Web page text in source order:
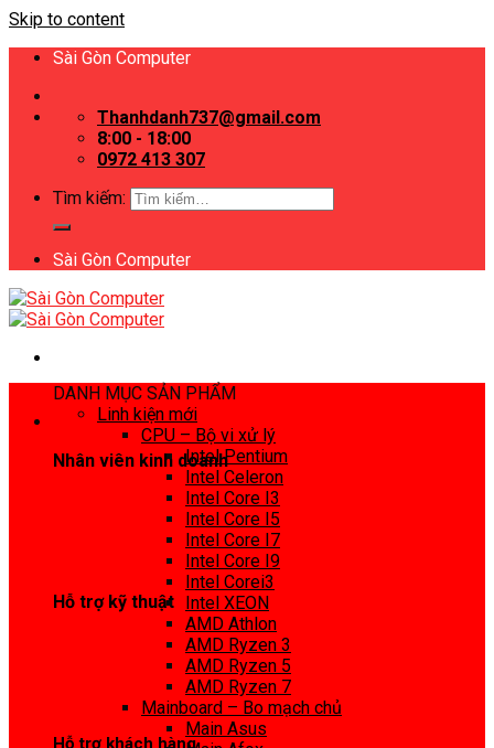
Skip to content
Sài Gòn Computer
Thanhdanh737@gmail.com
8:00 - 18:00
0972 413 307
Tìm kiếm:
Sài Gòn Computer
Nhân viên kinh doanh
Hỗ trợ kỹ thuật
Hỗ trợ khách hàng
DANH MỤC SẢN PHẨM
Linh kiện mới
CPU – Bộ vi xử lý
Intel Pentium
Intel Celeron
Intel Core I3
Intel Core I5
Intel Core I7
Intel Core I9
Intel Corei3
Intel XEON
AMD Athlon
AMD Ryzen 3
AMD Ryzen 5
AMD Ryzen 7
Mainboard – Bo mạch chủ
Main Asus